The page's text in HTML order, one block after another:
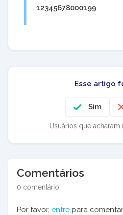
12345678000199
Esse artigo
Sim
Usuários que
Comentários
0 comentário
Por favor, entre para comentar.